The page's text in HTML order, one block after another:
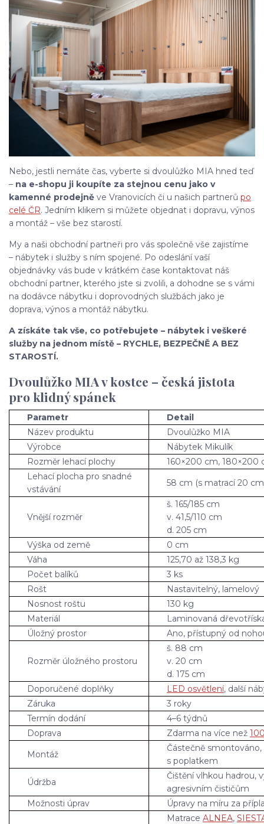
Nebo, jestli nemáte čas, vyberte si dvoulůžko MIA hned teď
– na e-shopu ji koupíte za stejnou cenu jako v
kamenné prodejně ve Vranovicích či u našich partnerů po
celé ČR. Jedním klikem si můžete objednat i dopravu, výnos
a montáž – vše bez starostí.
My a naši obchodní partneři pro vás společně vše zajistíme
– nábytek i služby s ním spojené. Po odeslání vaší
objednávky vás bude v krátkém čase kontaktovat náš
obchodní partner, kterého jste si zvolili, a dohodne se s vámi
na dodávce nábytku i doprovodných službách jako je
doprava, výnos a montáž nábytku.
A získáte tak vše, co potřebujete – nábytek i veškeré
služby na jednom místě – RYCHLE, BEZPEČNĚ A BEZ
STAROSTÍ.
Dvoulůžko MIA v kostce – česká jistota
pro klidný spánek
Parametr
Detail
Název produktu
Dvoulůžko MIA
Výrobce
Nábytek Mikulík
Rozměr lehací plochy
160×200 cm, 180×200
Lehací plocha pro snadné
vstávání
58 cm (s matrací 20
Vnější rozměr
š. 165/185 cm
v. 41,5/110 cm
d. 205 cm
Výška od země
0 cm
Váha
125,70 až 138,3 kg
Počet balíků
3 ks
Rošt
Nastavitelný, lamelový
Nosnost roštu
130 kg
Materiál
Laminovaná
Úložný prostor
Ano, přístupný od
Rozměr úložného prostoru
š. 88 cm
v. 20 cm
d. 175 cm
Doporučené doplňky
LED osvětlení, další
Záruka
3 roky
Termín dodání
4–6 týdnů
Doprava
Zdarma na více než
Montáž
Částečně
s poplatkem
Údržba
Čištění vlhkou hadrou,
agresivním čističům
Možnosti úprav
Úpravy na míru za
Matrace ALNEA,